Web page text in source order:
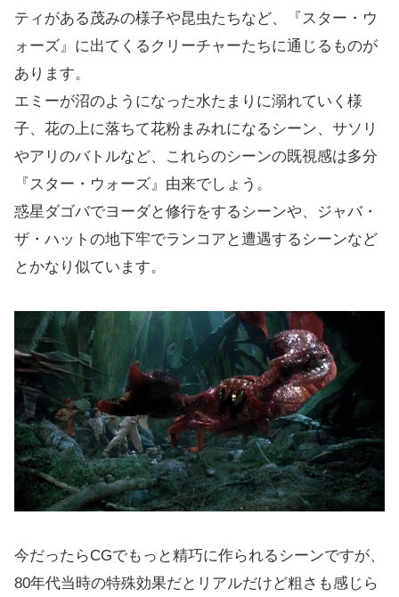
ティがある茂みの様子や昆虫たちなど、『スター・ウ
ォーズ』に出てくるクリーチャーたちに通じるものが
あります。
エミーが沼のようになった水たまりに溺れていく様
子、花の上に落ちて花粉まみれになるシーン、サソリ
やアリのバトルなど、これらのシーンの既視感は多分
『スター・ウォーズ』由来でしょう。
惑星ダゴバでヨーダと修行をするシーンや、ジャバ・
ザ・ハットの地下牢でランコアと遭遇するシーンなど
とかなり似ています。
今だったらCGでもっと精巧に作られるシーンですが、
80年代当時の特殊効果だとリアルだけど粗さも感じら